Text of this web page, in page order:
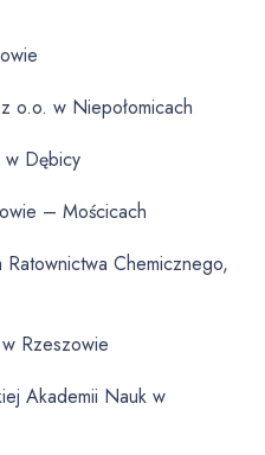
o.o. w Niepołomicach
w Dębicy
– Mościcach
Chemicznego,
Rzeszowie
Akademii Nauk w